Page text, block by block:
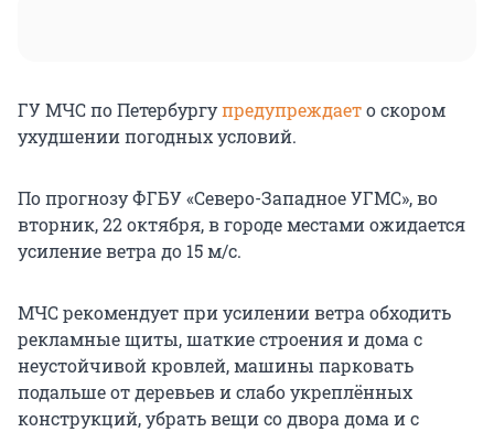
ГУ МЧС по Петербургупредупреждаето скором
ухудшении погодных условий.
По прогнозу ФГБУ «Северо-Западное УГМС», во
вторник, 22 октября, в городе местами ожидается
усиление ветра до 15 м/с.
МЧС рекомендует при усилении ветра обходить
рекламные щиты, шаткие строения и дома с
неустойчивой кровлей, машины парковать
подальше от деревьев и слабо укреплённых
конструкций, убрать вещи со двора дома и с